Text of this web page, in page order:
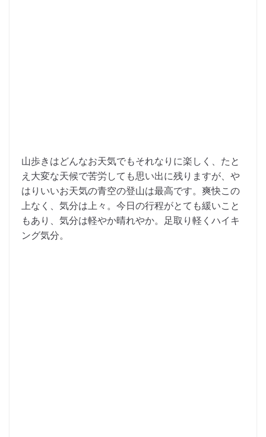
山歩きはどんなお天気でもそれなりに楽しく、たと
え大変な天候で苦労しても思い出に残りますが、や
はりいいお天気の青空の登山は最高です。爽快この
上なく、気分は上々。今日の行程がとても緩いこと
もあり、気分は軽やか晴れやか。足取り軽くハイキ
ング気分。